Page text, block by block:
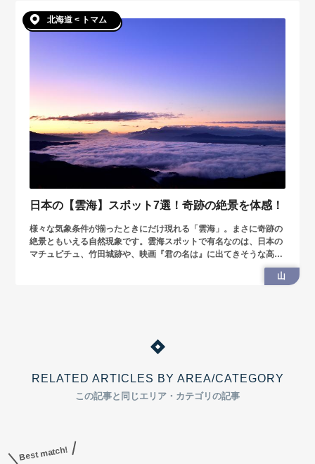
北海道 < トマム
日本の【雲海】スポット7選！奇跡の絶景を体感！
様々な気象条件が揃ったときにだけ現れる「雲海」。まさに奇跡の
絶景ともいえる自然現象です。雲海スポットで有名なのは、日本の
マチュピチュ、竹田城跡や、映画『君の名は』に出てきそうな高ボ
ッチ高原。今回は日本各地にある雲海スポット7選を紹介します。
山
RELATED ARTICLES BY AREA/CATEGORY
この記事と同じエリア・カテゴリの記事
Best match!